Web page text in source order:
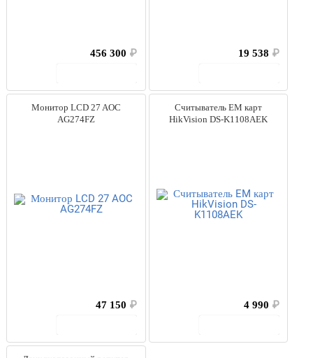
456 300 ₽ 19 538 ₽
Монитор LCD 27 AOC
AG274FZ
47 150 ₽
Считыватель EM карт
HikVision DS-K1108AEK
4 990 ₽